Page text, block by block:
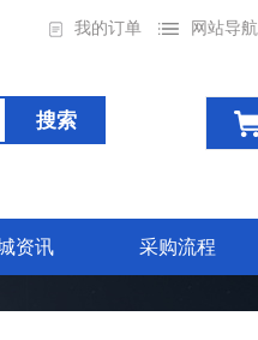
我的订单 网站导航
资讯 采购流程